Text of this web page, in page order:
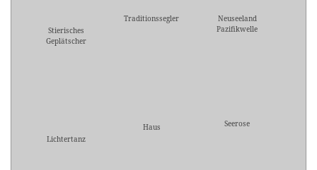
Stierisches
Geplätscher
Traditionssegler
Neuseeland
Pazifikwelle
Lichtertanz
Haus Seerose